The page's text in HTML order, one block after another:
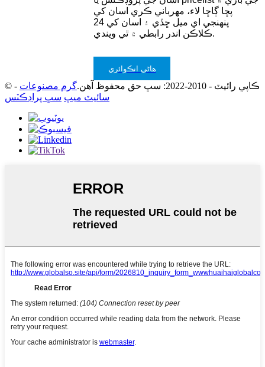
پڇا ڳاڇا لاء، مهرباني ڪري اسان کي
پنهنجي اي ميل ڇڏي ۽ اسان کي 24
ڪلاڪن اندر رابطي ۾ ٿي ويندي.
هاڻي انڪوائري
© ڪاپي رائيٽ - 2010-2022: سڀ حق محفوظ آهن. گرم مصنوعات -
سائيٽ ميپ سڀ پراڊڪٽس